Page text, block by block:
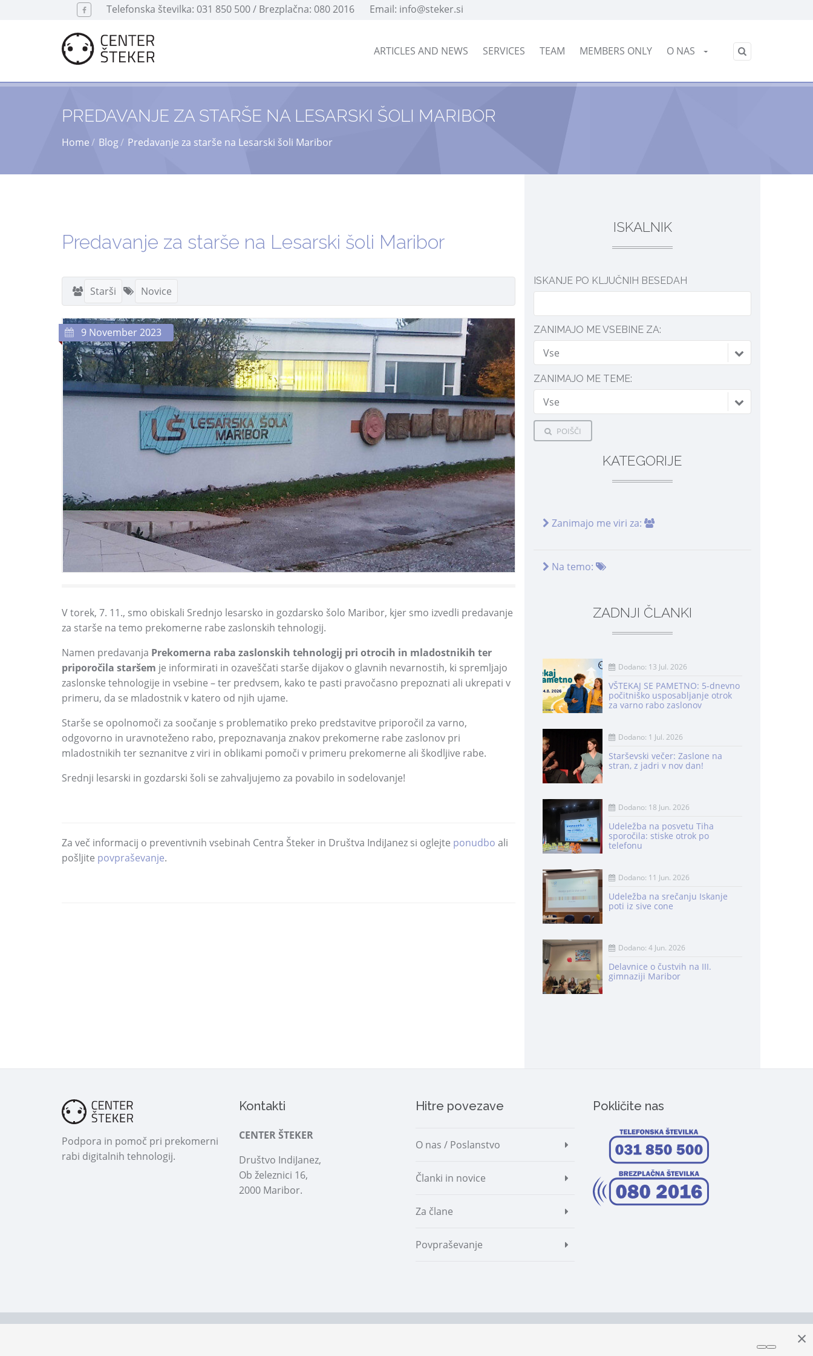
Telefonska številka: 031 850 500 / Brezplačna: 080 2016 Email: info@steker.si
ARTICLES AND NEWS SERVICES TEAM MEMBERS ONLY O NAS
PREDAVANJE ZA STARŠE NA LESARSKI ŠOLI MARIBOR
Home Blog Predavanje za starše na Lesarski šoli Maribor
Predavanje za starše na Lesarski šoli Maribor
Starši Novice
9 November 2023
V torek, 7. 11., smo obiskali Srednjo lesarsko in gozdarsko šolo Maribor, kjer smo izvedli predavanje
za starše na temo prekomerne rabe zaslonskih tehnologij.
Namen predavanja Prekomerna raba zaslonskih tehnologij pri otrocih in mladostnikih ter
priporočila staršem je informirati in ozaveščati starše dijakov o glavnih nevarnostih, ki spremljajo
zaslonske tehnologije in vsebine –ter predvsem, kako te pasti pravočasno prepoznati ali ukrepati v
primeru, da se mladostnik v katero od njih ujame.
Starše se opolnomoči za soočanje s problematiko preko predstavitve priporočil za varno,
odgovorno in uravnoteženo rabo, prepoznavanja znakov prekomerne rabe zaslonov pri
mladostnikih ter seznanitve z viri in oblikami pomoči v primeru prekomerne ali škodljive rabe.
Srednji lesarski in gozdarski šoli se zahvaljujemo za povabilo in sodelovanje!
Za več informacij o preventivnih vsebinah Centra Šteker in Društva IndiJanez si oglejte ponudbo ali
pošljite povpraševanje.
ISKALNIK
ISKANJE PO KLJUČNIH BESEDAH
ZANIMAJO ME VSEBINE ZA:
Vse
ZANIMAJO ME TEME:
Vse
POIŠČI
KATEGORIJE
Zanimajo me viri za:
Na temo:
ZADNJI ČLANKI
Dodano: 13 Jul. 2026
VŠTEKAJ SE PAMETNO: 5-dnevno
počitniško usposabljanje otrok
za varno rabo zaslonov
Dodano: 1 Jul. 2026
Starševski večer: Zaslone na
stran, z jadri v nov dan!
Dodano: 18 Jun. 2026
Udeležba na posvetu Tiha
sporočila: stiske otrok po
telefonu
Dodano: 11 Jun. 2026
Udeležba na srečanju Iskanje
poti iz sive cone
Dodano: 4 Jun. 2026
Delavnice o čustvih na III.
gimnaziji Maribor
Podpora in pomoč pri prekomerni
rabi digitalnih tehnologij.
Kontakti
CENTER ŠTEKER
Društvo IndiJanez,
Ob železnici 16,
2000 Maribor.
Hitre povezave
O nas / Poslanstvo
Članki in novice
Za člane
Povpraševanje
Pokličite nas